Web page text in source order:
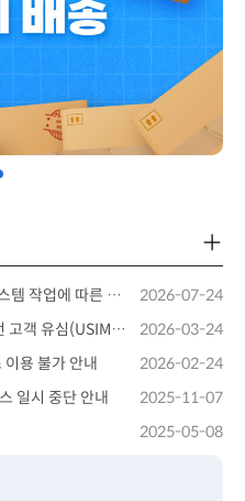
더보
[공지] M-safer 가입제한 서비스 시스템 작업에 따른 안내
2026-07-24
더 안전한 통신서비스 제공을 위한 전 고객 유심(USIM) 업데이트 및 무료 교체 안내
2026-03-24
용 불가 안내
2026-02-24
일시 중단 안내
2025-11-07
2025-05-08